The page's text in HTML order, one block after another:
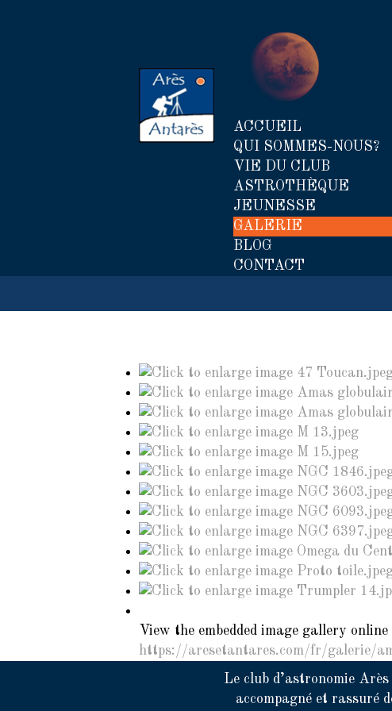
ACCUEIL
QUI SOMMES-NOUS?
VIE DU CLUB
ASTROTHÈQUE
JEUNESSE
GALERIE
BLOG
CONTACT
View the embedded image gallery online
https://aresetantares.com/fr/galerie/
Le club d’astronomie
accompagné et rassuré